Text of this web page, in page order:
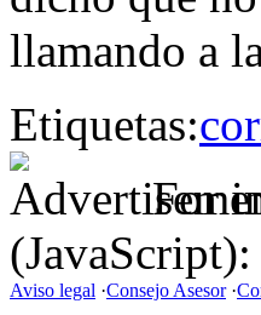
llamando a
Etiquetas:
For
(JavaScript):
Aviso legal ·Consejo Asesor·